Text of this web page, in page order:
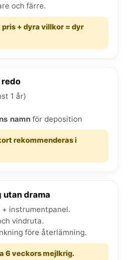
och färre.
+ dyra villkor = dyr
redo
1 år)
namn för deposition
rekommenderas i
utan drama
instrumentpanel.
vindruta.
före återlämning.
6 veckors mejlkrig.